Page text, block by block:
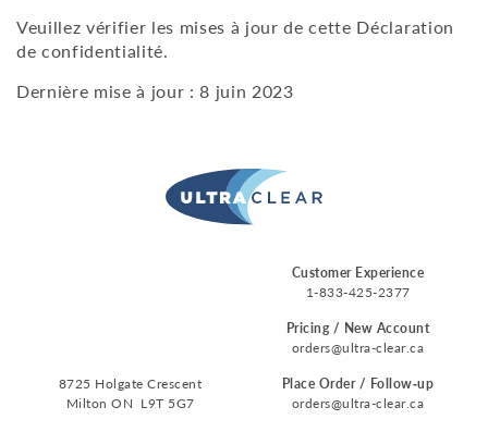
Veuillez vérifier les mises à jour de cette Déclaration
de confidentialité.
Dernière mise à jour : 8 juin 2023
8725 Holgate Crescent
Milton ON L9T 5G7
Customer Experience
1-833-425-2377
Pricing / New Account
orders@ultra-clear.ca
Place Order / Follow‑up
orders@ultra-clear.ca